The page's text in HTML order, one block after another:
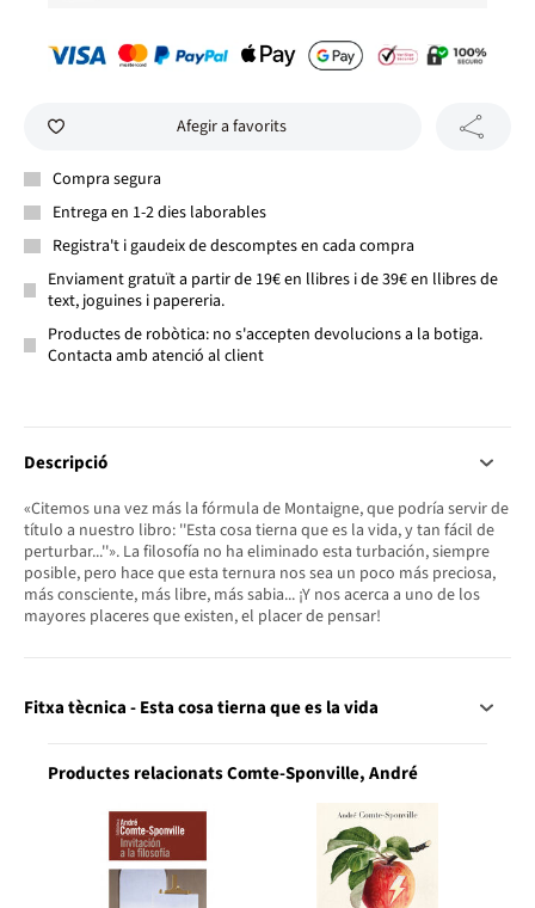
Afegir a favorits
Compra segura
Entrega en 1-2 dies laborables
Registra't i gaudeix de descomptes en cada compra
Enviament gratuït a partir de 19€ en llibres i de 39€ en llibres de
text, joguines i papereria.
Productes de robòtica: no s'accepten devolucions a la botiga.
Contacta amb atenció al client
Descripció
«Citemos una vez más la fórmula de Montaigne, que podría servir de
título a nuestro libro: ''Esta cosa tierna que es la vida, y tan fácil de
perturbar...''». La filosofía no ha eliminado esta turbación, siempre
posible, pero hace que esta ternura nos sea un poco más preciosa,
más consciente, más libre, más sabia... ¡Y nos acerca a uno de los
mayores placeres que existen, el placer de pensar!
Fitxa tècnica - Esta cosa tierna que es la vida
Productes relacionats Comte-Sponville, André